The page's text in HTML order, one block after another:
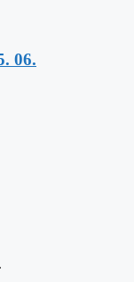
06.
.